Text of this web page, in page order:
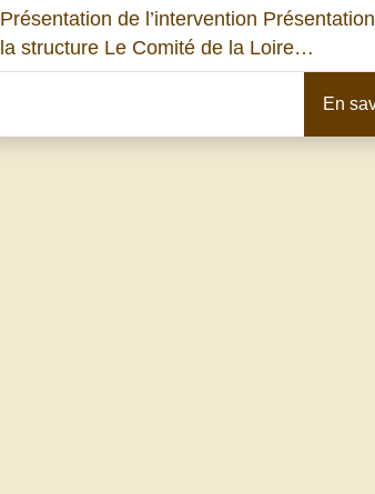
Présentation de l’intervention
la structure Le Comité de la Loire…
En